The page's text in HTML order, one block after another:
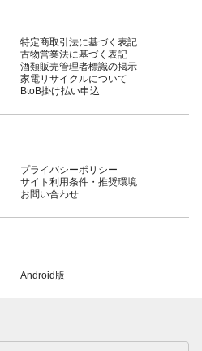
特定商取引法に基づく表記
古物営業法に基づく表記
酒類販売管理者標識の掲示
家電リサイクルについて
BtoB掛け払い申込
プライバシーポリシー
サイト利用条件・推奨環境
お問い合わせ
Android版